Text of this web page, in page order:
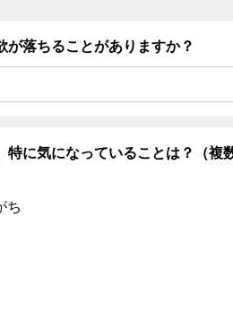
が落ちることがありますか？
特に気になっていることは？（複
ち